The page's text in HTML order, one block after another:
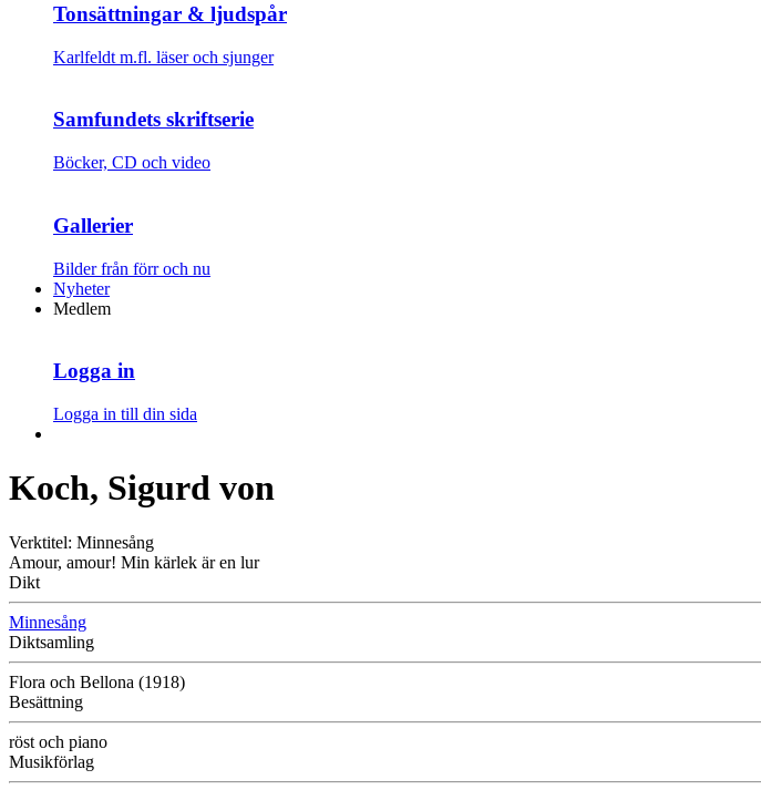
Tonsättningar & ljudspår
Karlfeldt m.fl. läser och sjunger
Samfundets skriftserie
Böcker, CD och video
Gallerier
Bilder från förr och nu
Nyheter
Medlem
Logga in
Logga in till din sida
Koch, Sigurd von
Verktitel: Minnesång
Amour, amour! Min kärlek är en lur
Dikt
Minnesång
Diktsamling
Flora och Bellona (1918)
Besättning
röst och piano
Musikförlag